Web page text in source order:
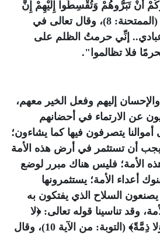
أَنْ تَبَرُّوهُمْ وَتُقْسِطُوا إِلَيْهِمْ إِنَّ
(الممتحنة: 8)، وقال تعالى في
إنِّي حرمتُ الظلم على
فلا تظالموا ".
إليهم وفعل الخير معهم،
عن الارتماء في أحضانهم
أموالنا يتصرفون فيها كما يشاءون؛
يجب أن تستثمر في أرض هذه الأمة
هذه الأمة؛ فليس هناك مبرر لوضع
أعداء الأمة؛ يستثمرونها
السلاح الذي يفتكون به
وقد تناسينا قوله تعالى:﴿لا
ذِمَّةً﴾
(التوبة: من الآية 10)، وقال